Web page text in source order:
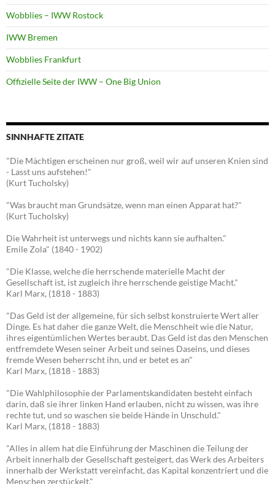
Wobblies – IWW Rostock
IWW Bremen
Wobblies Frankfurt
Offizielle Seite der IWW – One Big Union
SINNHAFTE ZITATE
"Die Mächtigen erscheinen nur groß, weil wir auf unseren Knien sind
- Lasst uns aufstehen!"
(Kurt Tucholsky)
"Was braucht man Grundsätze, wenn man einen Apparat hat?"
(Kurt Tucholsky)
Die Wahrheit ist unterwegs und nichts kann sie aufhalten."
Emile Zola" (1840 - 1902)
"Die Klasse, welche die herrschende materielle Macht der
Gesellschaft ist, ist zugleich ihre herrschende geistige Macht."
Karl Marx, (1818 - 1883)
"Das Geld ist der allgemeine, für sich selbst konstruierte Wert aller
Dinge. Es hat daher die ganze Welt, die Menschheit wie die Natur,
ihres eigentümlichen Wertes beraubt. Das Geld ist das den Menschen
entfremdete Wesen seiner Arbeit und seines Daseins, und dieses
fremde Wesen beherrscht ihn, und er betet es an"
Karl Marx, (1818 - 1883)
"Die Wahlphilosophie der Parlamentskandidaten besteht einfach
darin, daß sie ihrer linken Hand erlauben, nicht zu wissen, was ihre
rechte tut, und so waschen sie beide Hände in Unschuld."
Karl Marx, (1818 - 1883)
"Alles in allem hat die Einführung der Maschinen die Teilung der
Arbeit innerhalb der Gesellschaft gesteigert, das Werk des Arbeiters
innerhalb der Werkstatt vereinfacht, das Kapital konzentriert und die
Menschen zerstückelt."